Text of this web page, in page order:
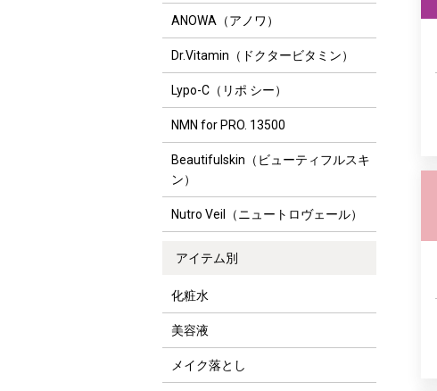
ANOWA（アノワ）
Dr.Vitamin（ドクタービタミン）
Lypo-C（リポ シー）
NMN for PRO. 13500
Beautifulskin（ビューティフルスキ
ン）
Nutro Veil（ニュートロヴェール）
アイテム別
化粧水
美容液
メイク落とし